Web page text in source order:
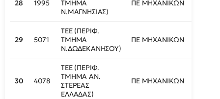
28 1995
ΤΜΗΜΑ
Ν.ΜΑΓΝΗΣΙΑΣ)
ΠΕ ΜΗΧΑΝΙΚΩΝ
29 5071
ΤΕΕ (ΠΕΡΙΦ.
ΤΜΗΜΑ
Ν.ΔΩΔΕΚΑΝΗΣΟΥ)
ΠΕ ΜΗΧΑΝΙΚΩΝ
30 4078
ΤΕΕ (ΠΕΡΙΦ.
ΤΜΗΜΑ ΑΝ.
ΣΤΕΡΕΑΣ
ΕΛΛΑΔΑΣ)
ΠΕ ΜΗΧΑΝΙΚΩΝ